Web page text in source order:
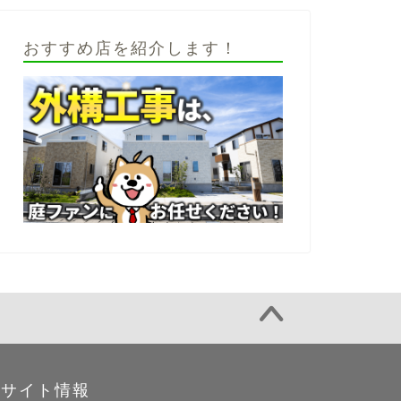
おすすめ店を紹介します！
サイト情報